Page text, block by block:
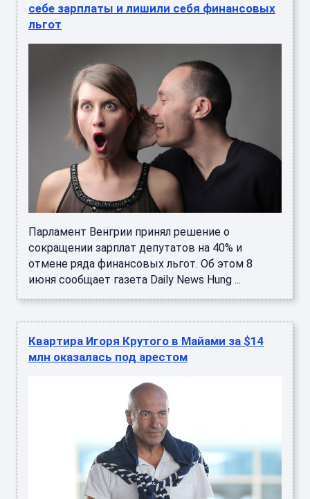
себе зарплаты и лишили себя финансовых
льгот
Парламент Венгрии принял решение о
сокращении зарплат депутатов на 40% и
отмене ряда финансовых льгот. Об этом 8
июня сообщает газета Daily News Hung ...
Квартира Игоря Крутого в Майами за $14
млн оказалась под арестом